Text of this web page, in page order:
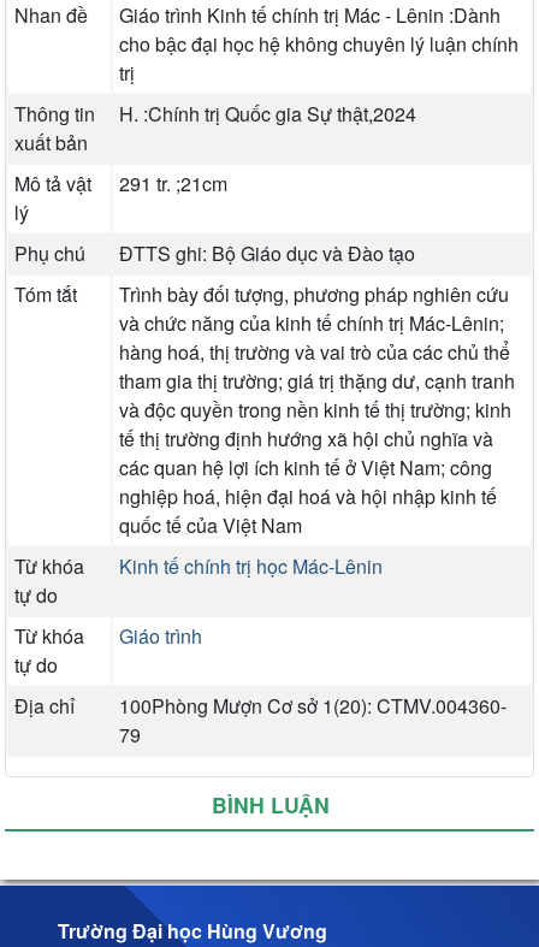
Nhan đề
Giáo trình Kinh tế chính trị Mác - Lênin :Dành
cho bậc đại học hệ không chuyên lý luận chính
trị
Thông tin
xuất bản
H. :Chính trị Quốc gia Sự thật,2024
Mô tả vật
lý
291 tr. ;21cm
Phụ chú
ĐTTS ghi: Bộ Giáo dục và Đào tạo
Tóm tắt
Trình bày đối tượng, phương pháp nghiên cứu
và chức năng của kinh tế chính trị Mác-Lênin;
hàng hoá, thị trường và vai trò của các chủ thể
tham gia thị trường; giá trị thặng dư, cạnh tranh
và độc quyền trong nền kinh tế thị trường; kinh
tế thị trường định hướng xã hội chủ nghĩa và
các quan hệ lợi ích kinh tế ở Việt Nam; công
nghiệp hoá, hiện đại hoá và hội nhập kinh tế
quốc tế của Việt Nam
Từ khóa
tự do
Kinh tế chính trị học Mác-Lênin
Từ khóa
tự do
Giáo trình
Địa chỉ
100Phòng Mượn Cơ sở 1(20): CTMV.004360-
79
BÌNH LUẬN
Trường Đại học Hùng Vương